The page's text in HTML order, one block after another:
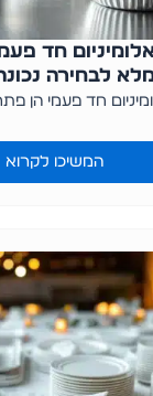
חד
לבחירה
חד פעמי הן
המשיכו לקרוא